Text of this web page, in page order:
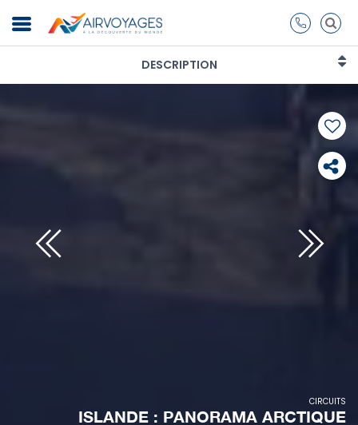
DESCRIPTION
CIRCUITS
ISLANDE : PANORAMA ARCTIQUE